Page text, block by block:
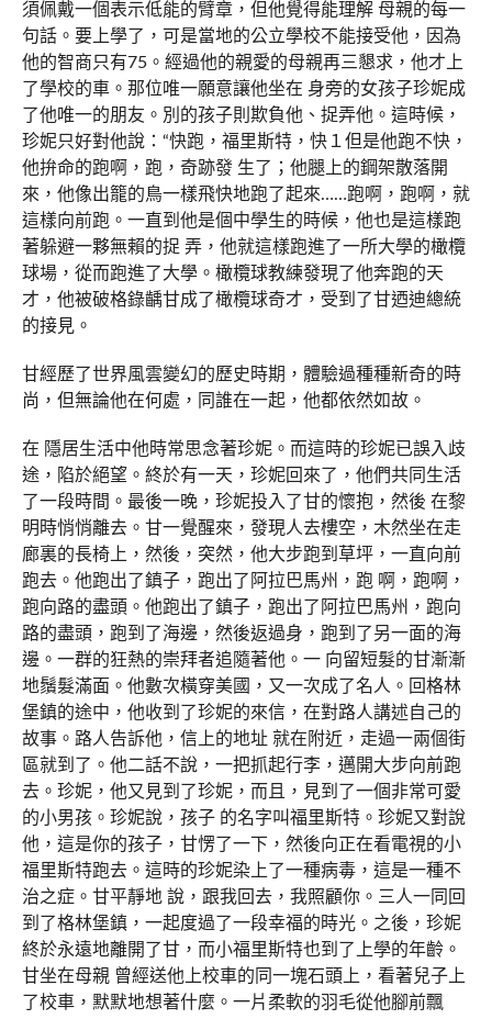
須佩戴一個表示低能的臂章，但他覺得能理解 母親的每一
句話。要上學了，可是當地的公立學校不能接受他，因為
他的智商只有75。經過他的親愛的母親再三懇求，他才上
了學校的車。那位唯一願意讓他坐在 身旁的女孩子珍妮成
了他唯一的朋友。別的孩子則欺負他、捉弄他。這時候，
珍妮只好對他說：“快跑，福里斯特，快１但是他跑不快，
他拚命的跑啊，跑，奇跡發 生了；他腿上的鋼架散落開
來，他像出籠的鳥一樣飛快地跑了起來……跑啊，跑啊，就
這樣向前跑。一直到他是個中學生的時候，他也是這樣跑
著躲避一夥無賴的捉 弄，他就這樣跑進了一所大學的橄欖
球場，從而跑進了大學。橄欖球教練發現了他奔跑的天
才，他被破格錄齲甘成了橄欖球奇才，受到了甘迺迪總統
的接見。
甘經歷了世界風雲變幻的歷史時期，體驗過種種新奇的時
尚，但無論他在何處，同誰在一起，他都依然如故。
在 隱居生活中他時常思念著珍妮。而這時的珍妮已誤入歧
途，陷於絕望。終於有一天，珍妮回來了，他們共同生活
了一段時間。最後一晚，珍妮投入了甘的懷抱，然後 在黎
明時悄悄離去。甘一覺醒來，發現人去樓空，木然坐在走
廊裏的長椅上，然後，突然，他大步跑到草坪，一直向前
跑去。他跑出了鎮子，跑出了阿拉巴馬州，跑 啊，跑啊，
跑向路的盡頭。他跑出了鎮子，跑出了阿拉巴馬州，跑向
路的盡頭，跑到了海邊，然後返過身，跑到了另一面的海
邊。一群的狂熱的崇拜者追隨著他。一 向留短髮的甘漸漸
地鬚髮滿面。他數次橫穿美國，又一次成了名人。回格林
堡鎮的途中，他收到了珍妮的來信，在對路人講述自己的
故事。路人告訴他，信上的地址 就在附近，走過一兩個街
區就到了。他二話不說，一把抓起行李，邁開大步向前跑
去。珍妮，他又見到了珍妮，而且，見到了一個非常可愛
的小男孩。珍妮說，孩子 的名字叫福里斯特。珍妮又對說
他，這是你的孩子，甘愣了一下，然後向正在看電視的小
福里斯特跑去。這時的珍妮染上了一種病毒，這是一種不
治之症。甘平靜地 說，跟我回去，我照顧你。三人一同回
到了格林堡鎮，一起度過了一段幸福的時光。之後，珍妮
終於永遠地離開了甘，而小福里斯特也到了上學的年齡。
甘坐在母親 曾經送他上校車的同一塊石頭上，看著兒子上
了校車，默默地想著什麼。一片柔軟的羽毛從他腳前飄